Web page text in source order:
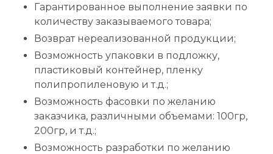
Гарантированное выполнение заявки по
количеству заказываемого товара;
Возврат нереализованной продукции;
Возможность упаковки в подложку,
пластиковый контейнер, пленку
полипропиленовую и т.д.;
Возможность фасовки по желанию
заказчика, различными объемами: 100гр,
200гр, и т.д.;
Возможность разработки по желанию